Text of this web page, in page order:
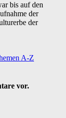
bis auf den
der
der
A-Z
vor.